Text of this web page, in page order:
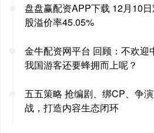
盘盘赢配资APP下载 12月10
股溢价率45.05%
金牛配资网平台 回顾：不欢
我国游客还要蜂拥而上呢？
五五策略 抢编剧、绑CP、争
战，打造内容生态闭环